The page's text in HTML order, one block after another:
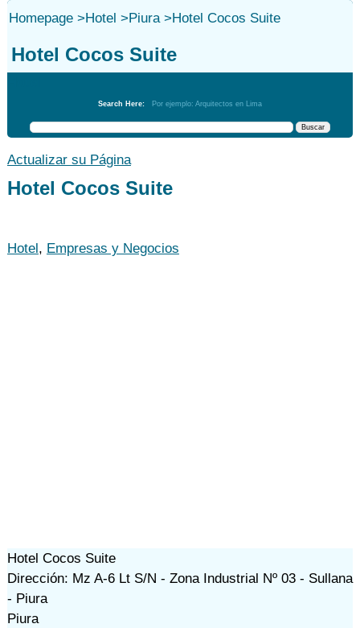
Homepage>Hotel >Piura>Hotel Cocos Suite
Hotel Cocos Suite
Search Here: Por ejemplo: Arquitectos en Lima
Actualizar su Página
Hotel Cocos Suite
Hotel, Empresas y Negocios
Hotel Cocos Suite
Dirección: Mz A-6 Lt S/N - Zona Industrial Nº 03 - Sullana
- Piura
Piura